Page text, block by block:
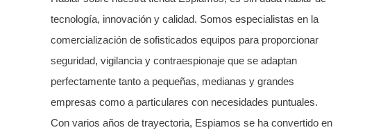
tecnología, innovación y calidad. Somos especialistas en la
comercialización de sofisticados equipos para proporcionar
seguridad, vigilancia y contraespionaje que se adaptan
perfectamente tanto a pequeñas, medianas y grandes
empresas como a particulares con necesidades puntuales.
Con varios años de trayectoria, Espiamos se ha convertido en